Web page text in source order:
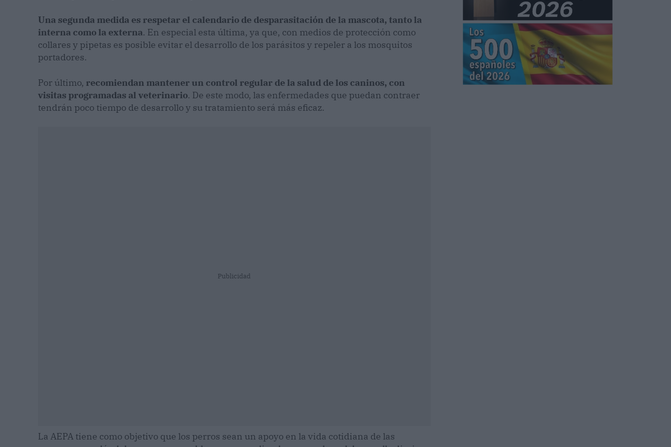
Una segunda medida es respetar el calendario de desparasitación de la mascota, tanto la
interna como la externa. En especial esta última, ya que, con medios de protección como
collares y pipetas es posible evitar el desarrollo de los parásitos y repeler a los mosquitos
portadores.
Por último, recomiendan mantener un control regular de la salud de los caninos, con
visitas programadas al veterinario. De este modo, las enfermedades que puedan contraer
tendrán poco tiempo de desarrollo y su tratamiento será más eficaz.
Publicidad
La AEPA tiene como objetivo que los perros sean un apoyo en la vida cotidiana de las